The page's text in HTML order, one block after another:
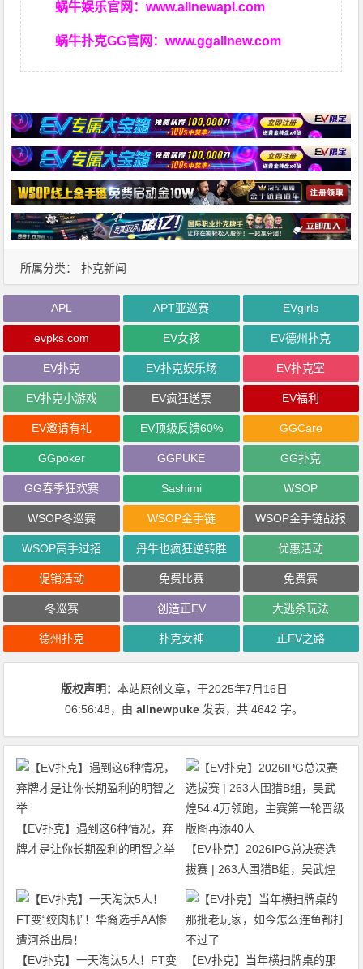
蜗牛娱乐官网：www.allnewapl.com
蜗牛扑克GG官网：www.ggallnew.com
所属分类： 扑克新闻
APL APT亚巡赛 EVgirls
evpks.com EV女孩 EV德州扑克
EV扑克 EV扑克娱乐场 EV扑克室
EV扑克小游戏 EV疯狂送票 EV福利
EV邀请有礼 EV顶级反馈60% GGCare
GGpoker GGPUKE GG扑克
GG春季狂欢赛 Sashimi WSOP
WSOP冬巡赛 WSOP金手链 WSOP金手链战报
WSOP高手过招 丹牛也疯狂逆转胜 优惠活动
促销活动 免费比赛 免费赛
冬巡赛 创造正EV 大逃杀玩法
德州扑克 扑克女神 正EV之路
版权声明：本站原创文章，于2025年7月16日
06:56:48，由allnewpuke 发表，共 4642 字。
【EV扑克】遇到这6种情况，弃
牌才是让你长期盈利的明智之举
【EV扑克】2026IPG总决赛选
拔赛 | 263人围猎B组，吴武煌
54.4万领跑，主赛第一轮晋级版
【EV扑克】一天淘汰5人！FT变 【EV扑克】当年横扫牌桌的那